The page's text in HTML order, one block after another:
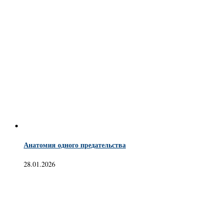
Анатомия одного предательства
28.01.2026